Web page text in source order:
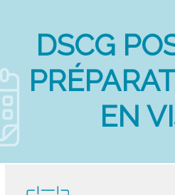
DSCG
EN